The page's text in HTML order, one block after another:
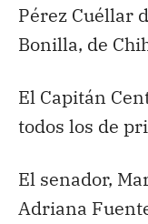
Pérez Cuéllar
Bonilla, de
El Capitán
todos los de
El senador,
Adriana